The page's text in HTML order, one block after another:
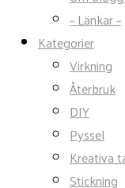
~ Länkar ~
Kategorier
Virkning
Återbruk
DIY
Pyssel
Kreativa
Stickning